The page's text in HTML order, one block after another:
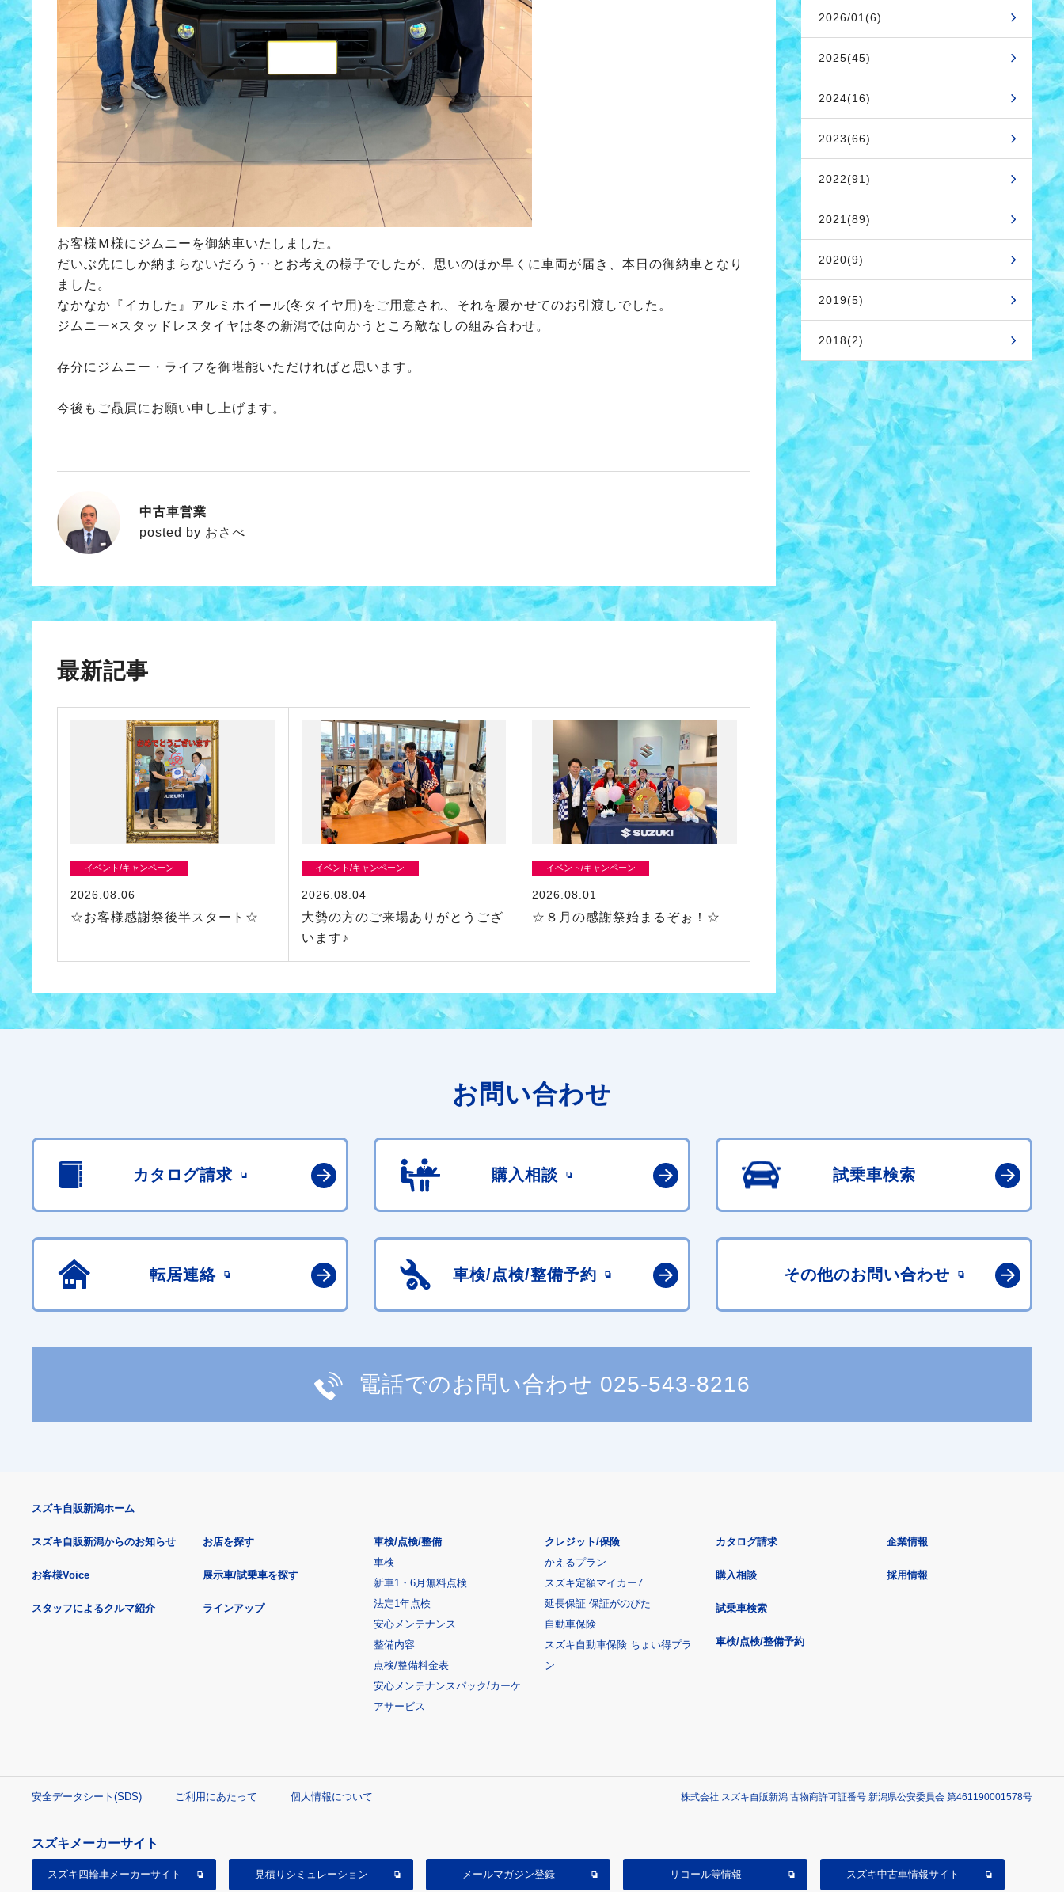
お客様Ｍ様にジムニーを御納車いたしました。
だいぶ先にしか納まらないだろう‥とお考えの様子でしたが、思いのほか早くに車両が届き、本日の御納車となり
ました。
なかなか『イカした』アルミホイール(冬タイヤ用)をご用意され、それを履かせてのお引渡しでした。
ジムニー×スタッドレスタイヤは冬の新潟では向かうところ敵なしの組み合わせ。
存分にジムニー・ライフを御堪能いただければと思います。
今後もご贔屓にお願い申し上げます。
おさべ
中古車営業
posted by おさべ
最新記事
イベント/キャンペーン
2026.08.06
☆お客様感謝祭後半スタート☆
イベント/キャンペーン
2026.08.04
大勢の方のご来場ありがとうござ
います♪
イベント/キャンペーン
2026.08.01
☆８月の感謝祭始まるぞぉ！☆
2026/01(6)
2025(45)
2024(16)
2023(66)
2022(91)
2021(89)
2020(9)
2019(5)
2018(2)
お問い合わせ
カタログ請求 購入相談 試乗車検索
転居連絡 車検/点検/整備予約 その他のお問い合わせ
電話でのお問い合わせ 025-543-8216
スズキ自販新潟ホーム
スズキ自販新潟からのお知らせ
お客様Voice
スタッフによるクルマ紹介
お店を探す
展示車/試乗車を探す
ラインアップ
車検/点検/整備
車検
新車1・6月無料点検
法定1年点検
安心メンテナンス
整備内容
点検/整備料金表
安心メンテナンスパック/カーケ
アサービス
クレジット/保険
かえるプラン
スズキ定額マイカー7
延長保証 保証がのびた
自動車保険
スズキ自動車保険 ちょい得プラ
ン
カタログ請求
購入相談
試乗車検索
車検/点検/整備予約
企業情報
採用情報
安全データシート(SDS) ご利用にあたって 個人情報について 株式会社 スズキ自販新潟 古物商許可証番号 新潟県公安委員会 第461190001578号
スズキメーカーサイト
スズキ四輪車メーカーサイト 見積り シミュレーション メールマガジン登録 リコール等情報 スズキ中古車情報サイト